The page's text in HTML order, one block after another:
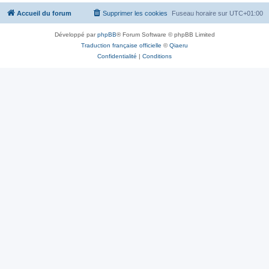
Accueil du forum Fuseau horaire sur UTC+01:00
Supprimer les cookies
Développé parphpBB® Forum Software © phpBB Limited
Traduction française officielle ©Qiaeru
Confidentialité | Conditions